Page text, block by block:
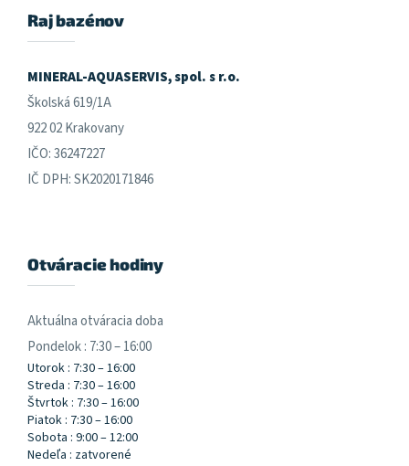
Raj bazénov
MINERAL-AQUASERVIS, spol. s r.o.
Školská 619/1A
922 02 Krakovany
IČO: 36247227
IČ DPH: SK2020171846
Otváracie hodiny
Aktuálna otváracia doba
Pondelok : 7:30 – 16:00
Utorok : 7:30 – 16:00
Streda : 7:30 – 16:00
Štvrtok : 7:30 – 16:00
Piatok : 7:30 – 16:00
Sobota : 9:00 – 12:00
Nedeľa : zatvorené